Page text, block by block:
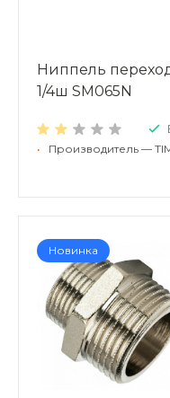
Ниппель
1/4ш SM065N
• Производитель —
Новинка